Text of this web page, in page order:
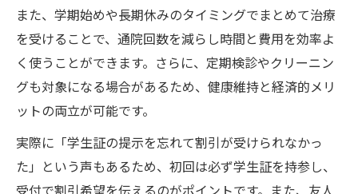
また、学期始めや長期休みのタイミングでまとめて治療
を受けることで、通院回数を減らし時間と費用を効率よ
く使うことができます。さらに、定期検診やクリーニン
グも対象になる場合があるため、健康維持と経済的メリ
ットの両立が可能です。
実際に「学生証の提示を忘れて割引が受けられなかっ
た」という声もあるため、初回は必ず学生証を持参し、
受付で割引希望を伝えるのがポイントです。また、友人